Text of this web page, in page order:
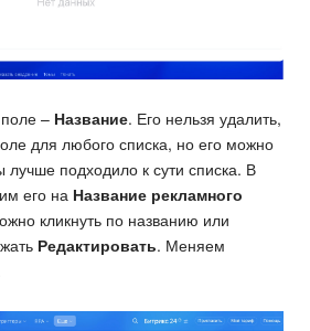
– Название. Его нельзя удалить,
для любого списка, но его можно
лучше подходило к сути списка. В
его на Название рекламного
кликнуть по названию или
Редактировать. Меняем